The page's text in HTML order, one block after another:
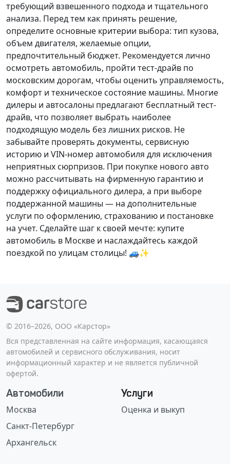
требующий взвешенного подхода и тщательного
анализа. Перед тем как принять решение,
определите основные критерии выбора: тип кузова,
объем двигателя, желаемые опции,
предпочтительный бюджет. Рекомендуется лично
осмотреть автомобиль, пройти тест-драйв по
московским дорогам, чтобы оценить управляемость,
комфорт и техническое состояние машины. Многие
дилеры и автосалоны предлагают бесплатный тест-
драйв, что позволяет выбрать наиболее
подходящую модель без лишних рисков. Не
забывайте проверять документы, сервисную
историю и VIN-номер автомобиля для исключения
неприятных сюрпризов. При покупке нового авто
можно рассчитывать на фирменную гарантию и
поддержку официального дилера, а при выборе
поддержанной машины — на дополнительные
услуги по оформлению, страхованию и постановке
на учет. Сделайте шаг к своей мечте: купите
автомобиль в Москве и наслаждайтесь каждой
поездкой по улицам столицы! 🚙✨
©️ 2016–2026, ООО «Карстор»
Вся представленная на сайте информация, касающаяся
автомобилей и сервисного обслуживания, носит
информационный характер и не является публичной
офертой.
Автомобили
Москва
Санкт-Петербург
Архангельск
Услуги
Оценка и выкуп